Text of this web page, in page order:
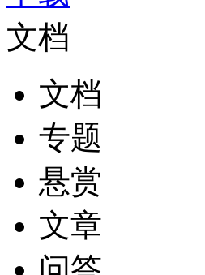
文档
文档
专题
悬赏
文章